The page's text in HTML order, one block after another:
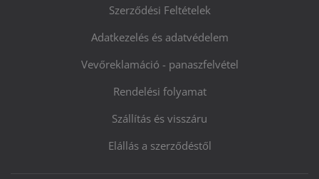
Szerződési Feltételek
Adatkezelés és adatvédelem
Vevőreklamáció - panaszfelvétel
Rendelési folyamat
Szállítás és visszáru
Elállás a szerződéstől